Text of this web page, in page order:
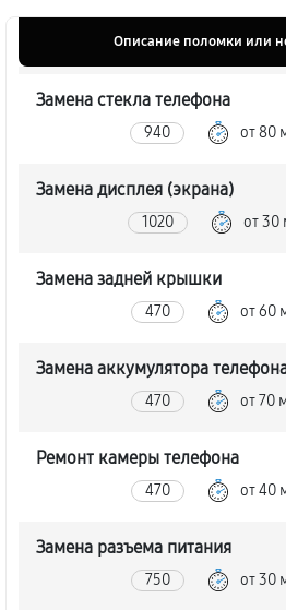
Описание поломки или
Замена стекла телефона
940 от 80
Замена дисплея (экрана)
1020 от 30
Замена задней крышки
470 от 60
Замена аккумулятора
470 от 70
Ремонт камеры телефона
470 от 40
Замена разъема питания
750 от 30